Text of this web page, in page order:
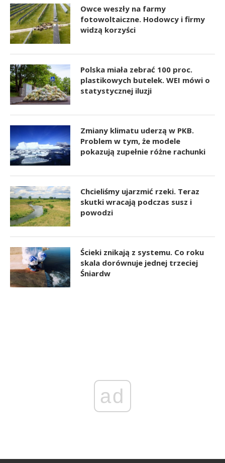
Owce weszły na farmy
fotowoltaiczne. Hodowcy i firmy
widzą korzyści
Polska miała zebrać 100 proc.
plastikowych butelek. WEI mówi o
statystycznej iluzji
Zmiany klimatu uderzą w PKB.
Problem w tym, że modele
pokazują zupełnie różne rachunki
Chcieliśmy ujarzmić rzeki. Teraz
skutki wracają podczas susz i
powodzi
Ścieki znikają z systemu. Co roku
skala dorównuje jednej trzeciej
Śniardw
ad